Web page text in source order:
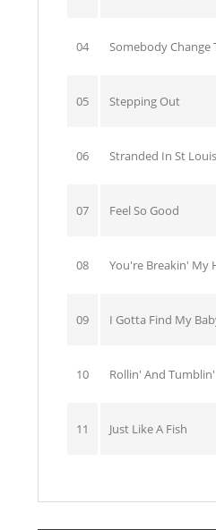
04 Somebody Change
05 Stepping Out
06 Stranded In St Louis
07 Feel So Good
08 You're Breakin' My
09 I Gotta Find My
10 Rollin' And Tumblin'
11 Just Like A Fish